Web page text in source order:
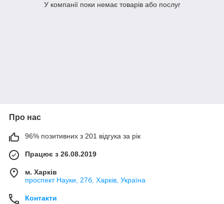
У компанії поки немає товарів або послуг
Про нас
96% позитивних з 201 відгука за рік
Працює з 26.08.2019
м. Харків
проспект Науки, 27б, Харків, Україна
Контакти